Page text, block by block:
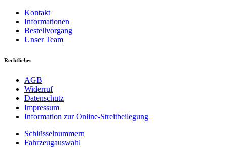
Kontakt
Informationen
Bestellvorgang
Unser Team
Rechtliches
AGB
Widerruf
Datenschutz
Impressum
Information zur Online-Streitbeilegung
Schlüsselnummern
Fahrzeugauswahl